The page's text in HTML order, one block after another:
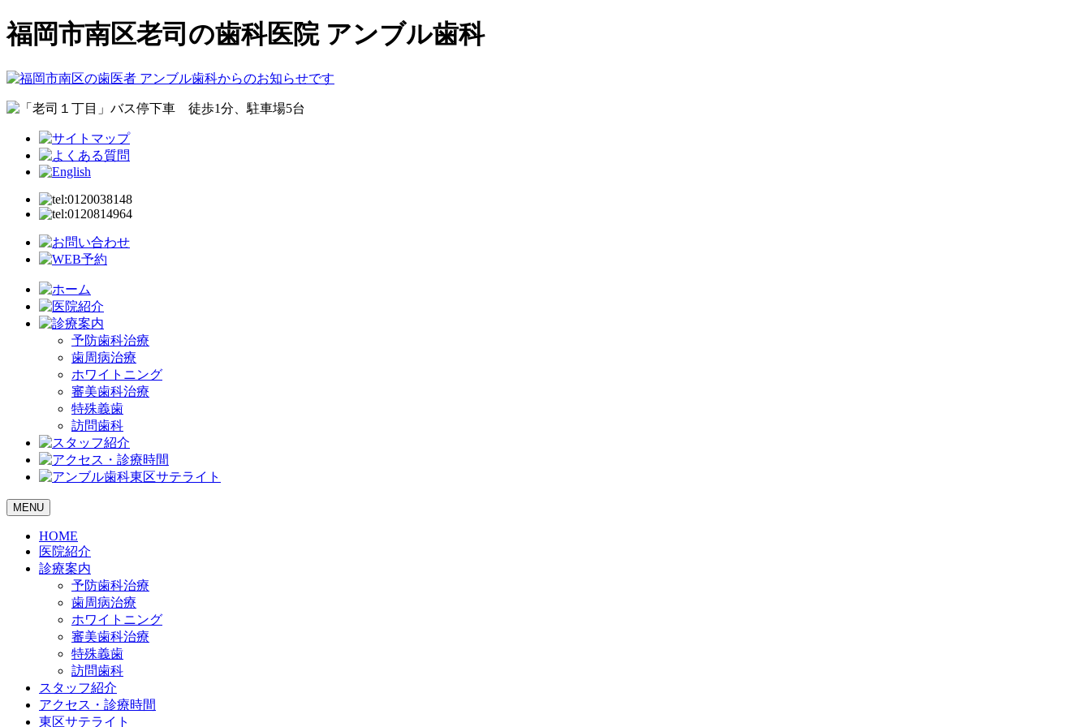
福岡市南区老司の歯科医院 アンブル歯科
予防歯科治療
歯周病治療
ホワイトニング
審美歯科治療
特殊義歯
訪問歯科
MENU
HOME
医院紹介
診療案内
予防歯科治療
歯周病治療
ホワイトニング
審美歯科治療
特殊義歯
訪問歯科
スタッフ紹介
アクセス・診療時間
東区サテライト